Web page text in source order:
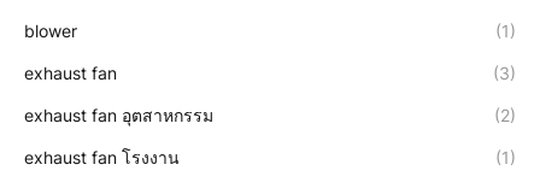
blower (1)
exhaust fan (3)
exhaust fan อุตสาหกรรม (2)
exhaust fan โรงงาน (1)